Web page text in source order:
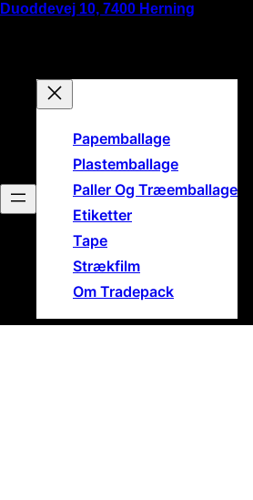
Duoddevej 10, 7400 Herning
Papemballage
Plastemballage
Paller Og Træemballage
Etiketter
Tape
Strækfilm
Om Tradepack